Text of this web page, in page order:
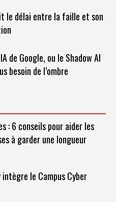
le délai entre la faille et son
de Google, ou le Shadow AI
besoin de l’ombre
: 6 conseils pour aider les
à garder une longueur
le Campus Cyber